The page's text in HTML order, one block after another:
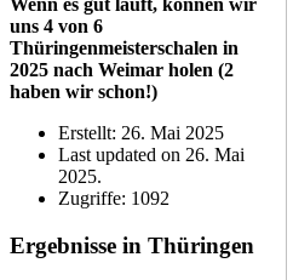
Wenn es gut läuft, können wir
uns 4 von 6
Thüringenmeisterschalen in
2025 nach Weimar holen (2
haben wir schon!)
Erstellt: 26. Mai 2025
Last updated on 26. Mai
2025.
Zugriffe: 1092
Ergebnisse in Thüringen